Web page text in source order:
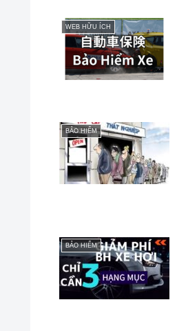
WEB HỮU ÍCH
BẢO HIỂM
BẢO HIỂM